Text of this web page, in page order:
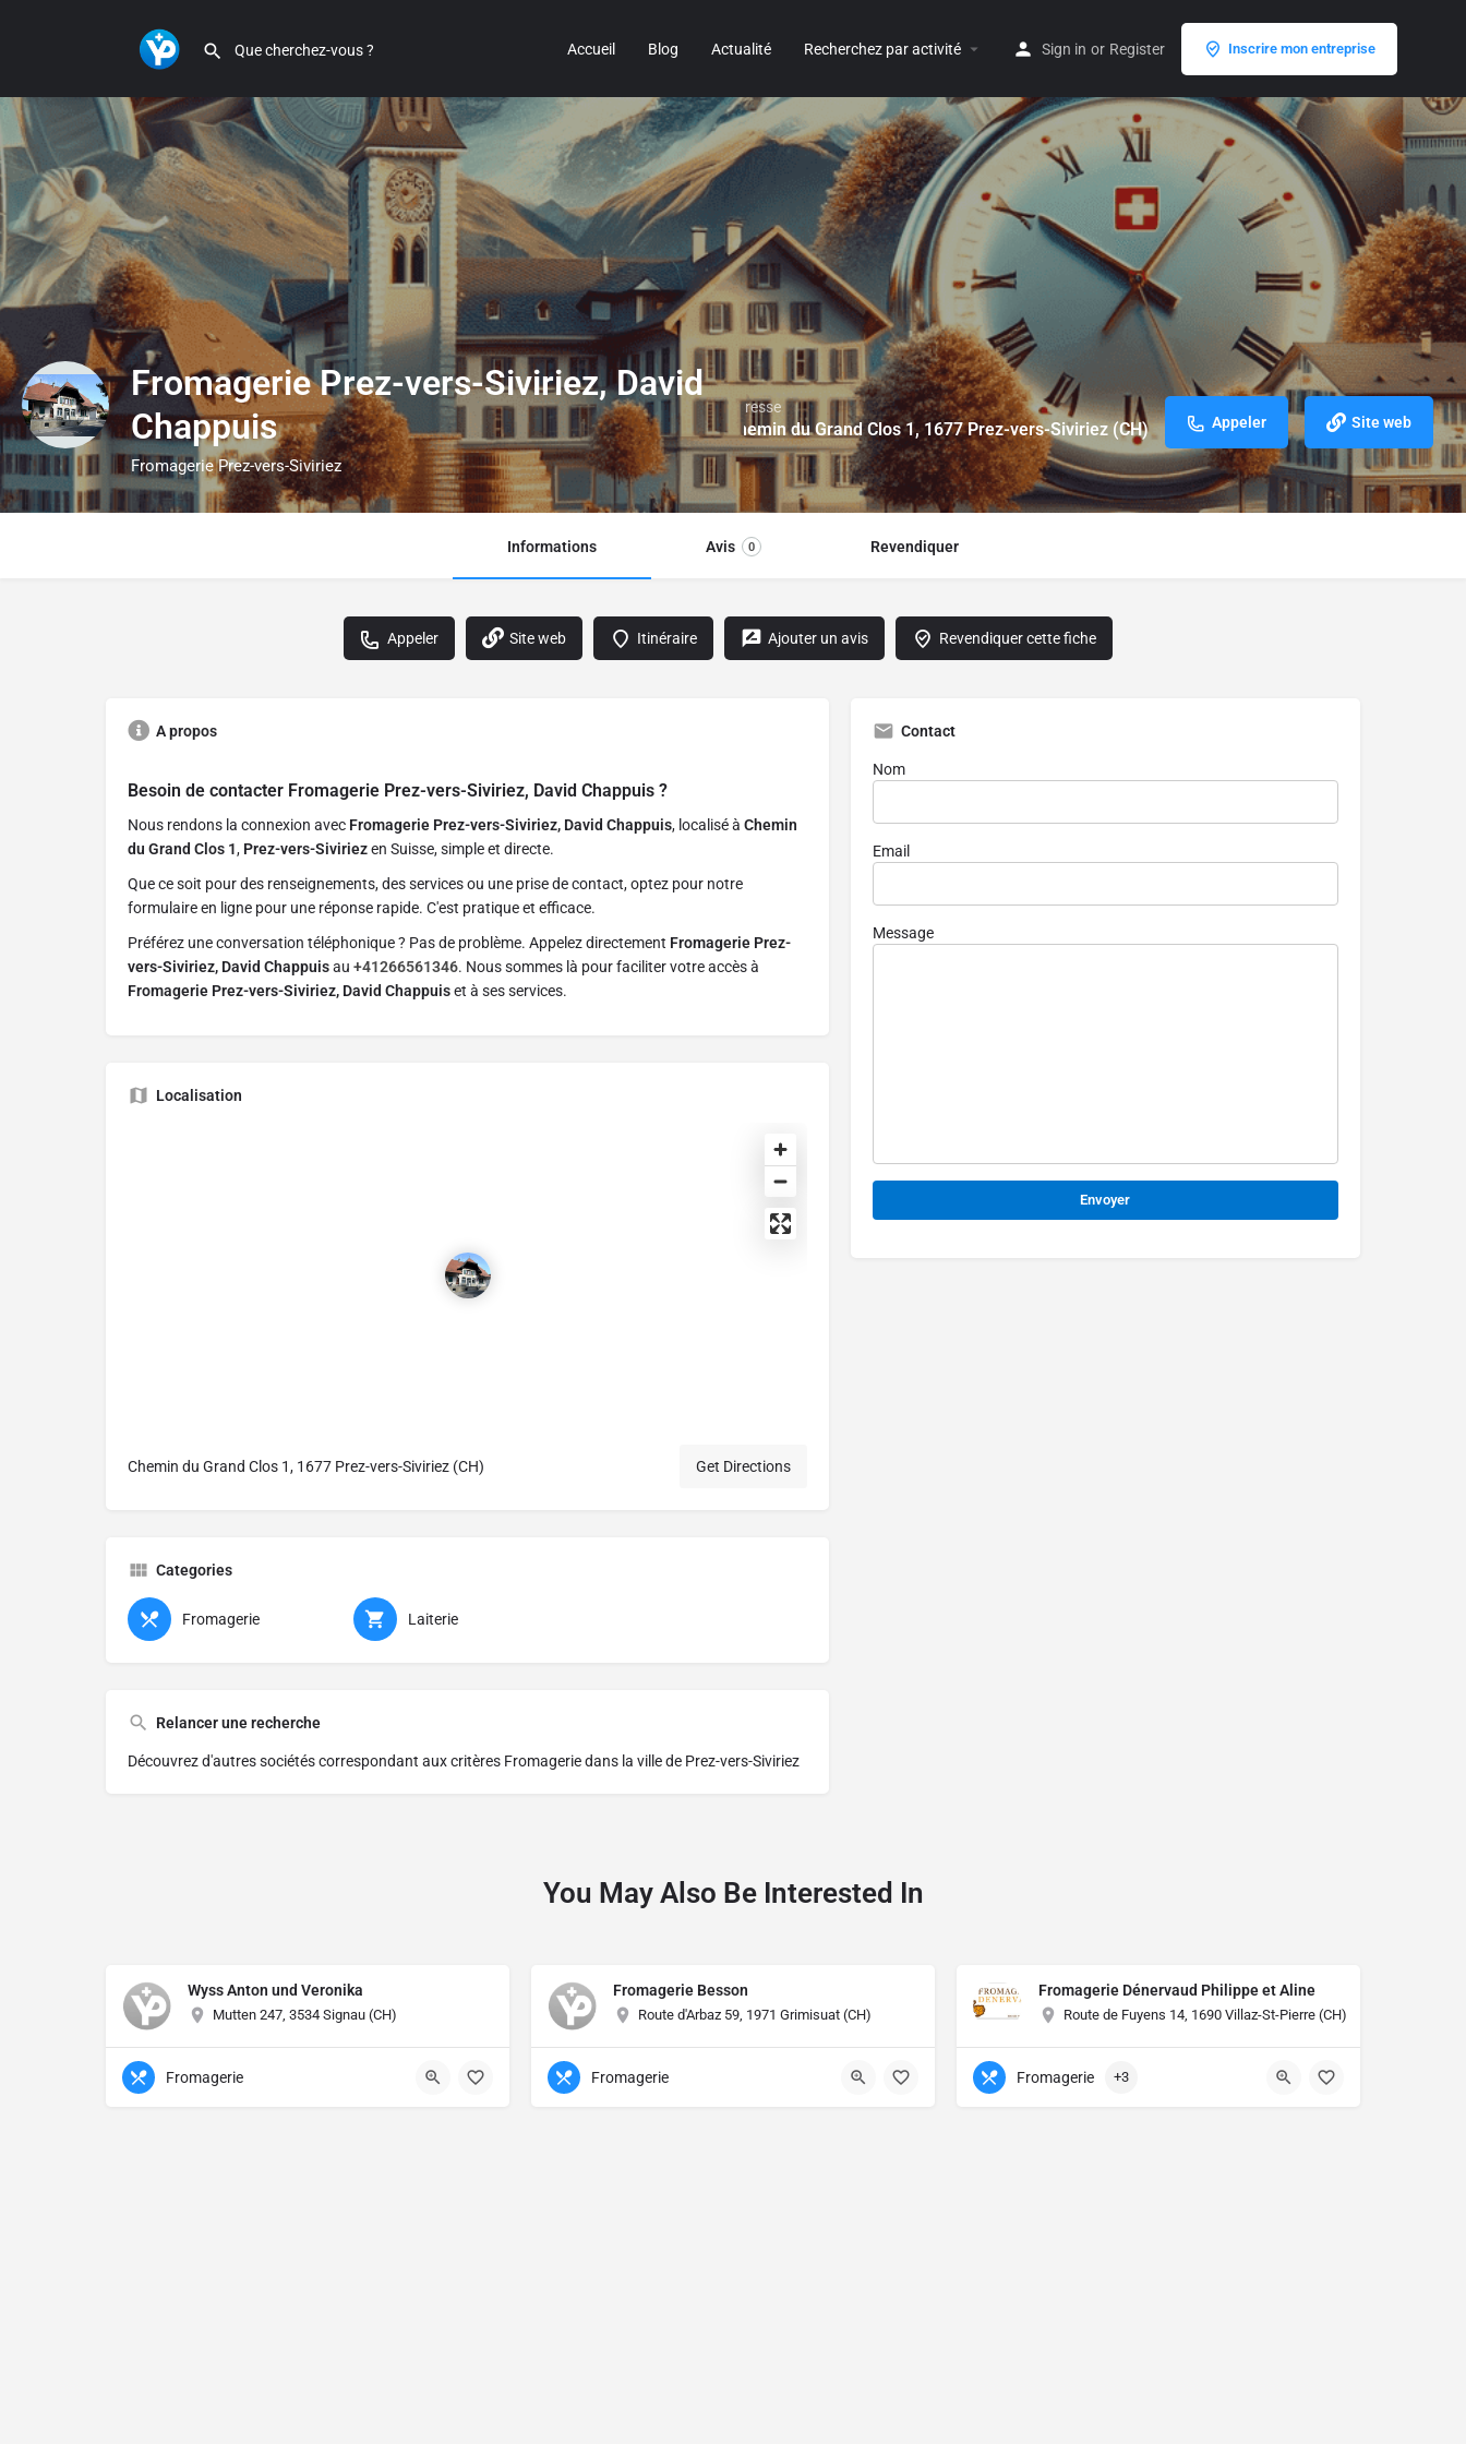
Accueil Blog Actualité Recherchez par activité Sign in or Register Inscrire mon entreprise
Fromagerie Prez-vers-Siviriez, David
Chappuis
Fromagerie Prez-vers-Siviriez
Adresse
Chemin du Grand Clos 1, 1677 Prez-vers-Siviriez (CH) Appeler Site web
Informations Avis 0 Revendiquer
Appeler Site web Itinéraire Ajouter un avis Revendiquer cette fiche
A propos
Besoin de contacter Fromagerie Prez-vers-Siviriez, David Chappuis ?
Nous rendons la connexion avec Fromagerie Prez-vers-Siviriez, David Chappuis, localisé à Chemin
du Grand Clos 1, Prez-vers-Siviriezen Suisse, simple et directe.
Que ce soit pour des renseignements, des services ou une prise de contact, optez pour notre
formulaire en ligne pour une réponse rapide. C'est pratique et efficace.
Préférez une conversation téléphonique ? Pas de problème. Appelez directement Fromagerie Prez-
vers-Siviriez, David Chappuisau +41266561346. Nous sommes là pour faciliter votre accès à
Fromagerie Prez-vers-Siviriez, David Chappuiset à ses services.
Localisation
Chemin du Grand Clos 1, 1677 Prez-vers-Siviriez (CH) Get Directions
Categories
Fromagerie Laiterie
Relancer une recherche
Découvrez d'autres sociétés correspondant aux critères Fromagerie dans la ville de Prez-vers-Siviriez
Contact
Nom
Email
Message
You May Also Be Interested In
Wyss Anton und Veronika
Mutten 247, 3534 Signau (CH)
Fromagerie
Fromagerie Besson
Route d'Arbaz 59, 1971 Grimisuat (CH)
Fromagerie
Fromagerie Dénervaud Philippe et Aline
Route de Fuyens 14, 1690 Villaz-St-Pierre (CH)
Fromagerie +3